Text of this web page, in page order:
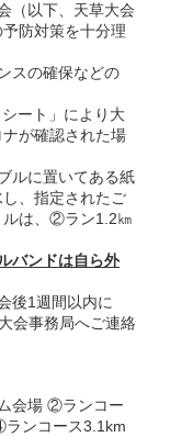
以下、天草大会
防対策を十分理
スの確保などの
ート」により大
が確認された場
に置いてある紙
、指定されたご
ルは、②ラン1.2㎞
バンドは自ら外
1週間以内に
会事務局へご連絡
会場 ②ランコー
ンコース3.1km